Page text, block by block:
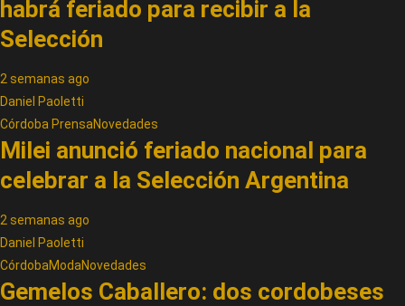
habrá feriado para recibir a la
Selección
2 semanas ago
Daniel Paoletti
Córdoba PrensaNovedades
Milei anunció feriado nacional para
celebrar a la Selección Argentina
2 semanas ago
Daniel Paoletti
CórdobaModaNovedades
Gemelos Caballero: dos cordobeses